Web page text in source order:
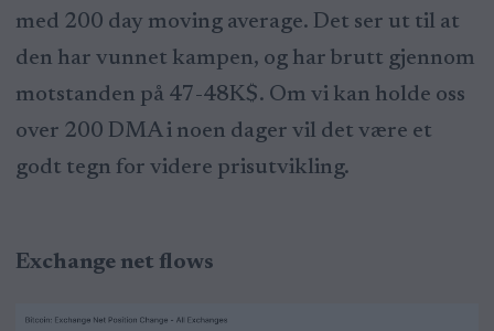
med 200 day moving average. Det ser ut til at
den har vunnet kampen, og har brutt gjennom
motstanden på 47-48K$. Om vi kan holde oss
over 200 DMA i noen dager vil det være et
godt tegn for videre prisutvikling.
Exchange net flows